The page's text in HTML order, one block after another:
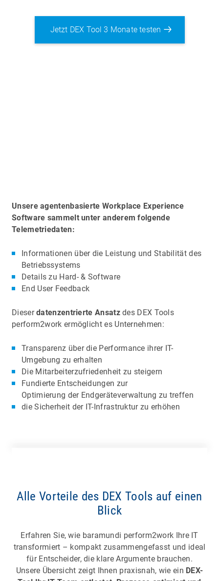
Jetzt DEX Tool 3 Monate testen
Unsere agentenbasierte Workplace Experience
Software sammelt unter anderem folgende
Telemetriedaten:
Informationen über die Leistung und Stabilität des
Betriebssystems
Details zu Hard- & Software
End User Feedback
Dieserdatenzentrierte Ansatzdes DEX Tools
perform2work ermöglicht es Unternehmen:
Transparenz über die Performance ihrer IT-
Umgebung zu erhalten
Die Mitarbeiterzufriedenheit zu steigern
Fundierte Entscheidungen zur
Optimierung der Endgeräteverwaltung zu treffen
die Sicherheit der IT-Infrastruktur zu erhöhen
Alle Vorteile des DEX Tools auf einen
Blick
Erfahren Sie, wie baramundi perform2work Ihre IT
transformiert – kompakt zusammengefasst und ideal
für Entscheider, die klare Argumente brauchen.
Unsere Übersicht zeigt Ihnen praxisnah, wie ein DEX-